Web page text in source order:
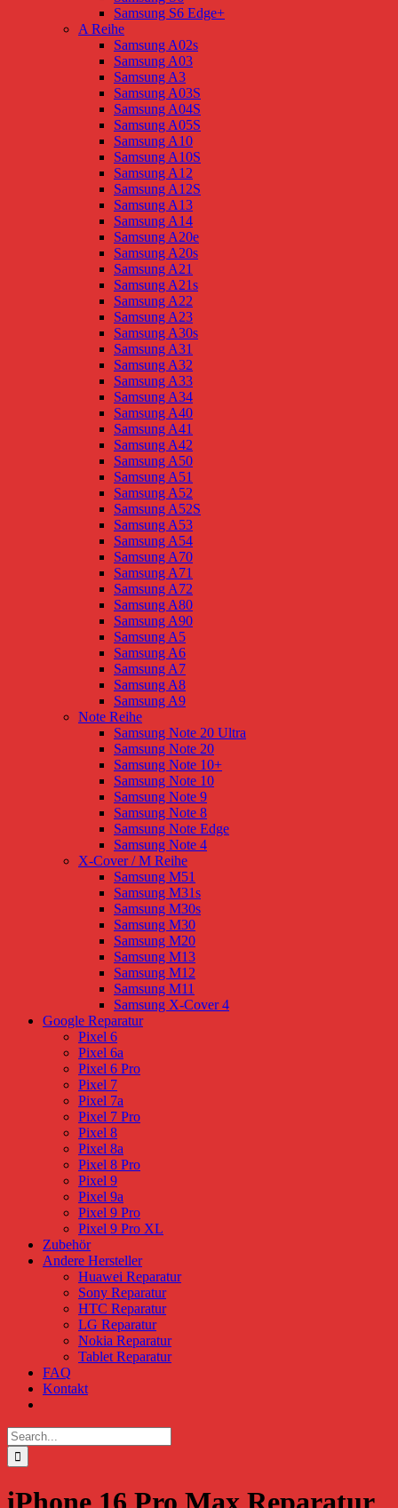
Samsung S6 Edge+
A Reihe
Samsung A02s
Samsung A03
Samsung A3
Samsung A03S
Samsung A04S
Samsung A05S
Samsung A10
Samsung A10S
Samsung A12
Samsung A12S
Samsung A13
Samsung A14
Samsung A20e
Samsung A20s
Samsung A21
Samsung A21s
Samsung A22
Samsung A23
Samsung A30s
Samsung A31
Samsung A32
Samsung A33
Samsung A34
Samsung A40
Samsung A41
Samsung A42
Samsung A50
Samsung A51
Samsung A52
Samsung A52S
Samsung A53
Samsung A54
Samsung A70
Samsung A71
Samsung A72
Samsung A80
Samsung A90
Samsung A5
Samsung A6
Samsung A7
Samsung A8
Samsung A9
Note Reihe
Samsung Note 20 Ultra
Samsung Note 20
Samsung Note 10+
Samsung Note 10
Samsung Note 9
Samsung Note 8
Samsung Note Edge
Samsung Note 4
X-Cover / M Reihe
Samsung M51
Samsung M31s
Samsung M30s
Samsung M30
Samsung M20
Samsung M13
Samsung M12
Samsung M11
Samsung X-Cover 4
Google Reparatur
Pixel 6
Pixel 6a
Pixel 6 Pro
Pixel 7
Pixel 7a
Pixel 7 Pro
Pixel 8
Pixel 8a
Pixel 8 Pro
Pixel 9
Pixel 9a
Pixel 9 Pro
Pixel 9 Pro XL
Zubehör
Andere Hersteller
Huawei Reparatur
Sony Reparatur
HTC Reparatur
LG Reparatur
Nokia Reparatur
Tablet Reparatur
FAQ
Kontakt
Search
for: